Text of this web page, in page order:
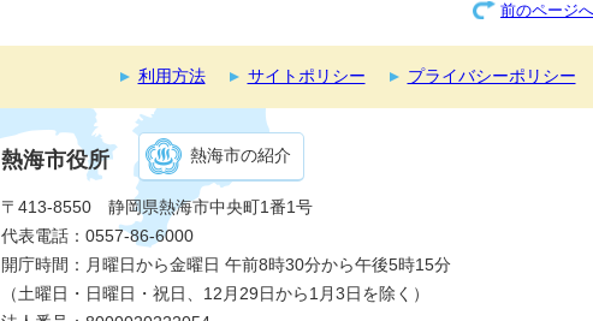
前のページ
利用方法 サイトポリシー プライバシーポリシー
熱海市役所 熱海市の紹介
〒413-8550 静岡県熱海市中央町1番1号
代表電話：0557-86-6000
開庁時間：月曜日から金曜日 午前8時30分から午後5時15分
（土曜日・日曜日・祝日、12月29日から1月3日を除く）